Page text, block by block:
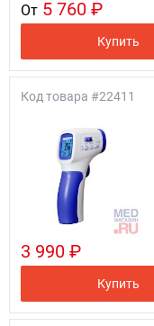
От 5 760 ₽
Купить
Код товара #22411
3 990 ₽
Купить